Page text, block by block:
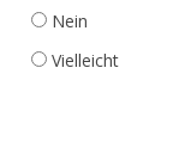
Nein
Vielleicht